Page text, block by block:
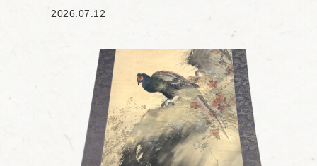
ただきました。 こちらは水面に浮かぶ鴛
は、見る人の心を...
2026.07.12